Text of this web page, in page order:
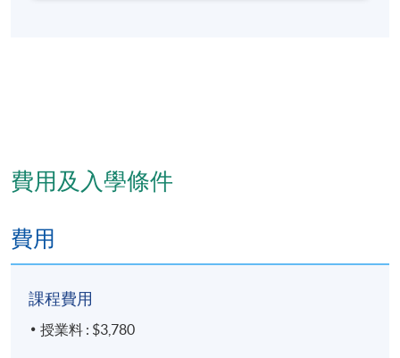
作，曾撰寫《中藥採製與炮製技術》等專著和在國內
費用及入學條件
費用
課程費用
授業料 : $3,780